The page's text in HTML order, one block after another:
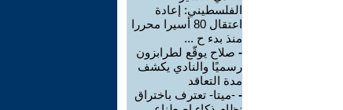
الفلسطيني: إعادة
اعتقال 80 أسيرا محررا
منذ بدء ح ...
- صلاح يوقّع لطرابزون
رسميًا والنادي يكشف
مدة التعاقد
- -ميتا- تعترف باختراق